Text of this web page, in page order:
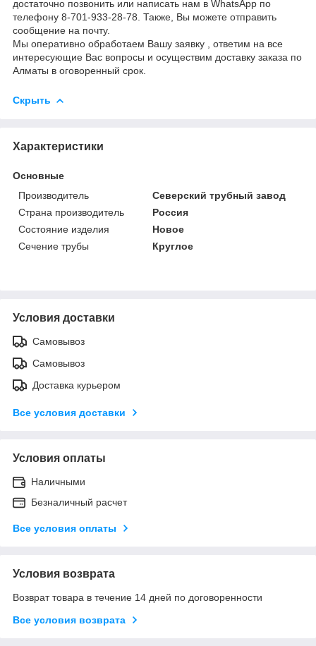
достаточно позвонить или написать нам в WhatsApp по
телефону 8-701-933-28-78. Также, Вы можете отправить
сообщение на почту.
Мы оперативно обработаем Вашу заявку , ответим на все
интересующие Вас вопросы и осуществим доставку заказа по
Алматы в оговоренный срок.
Скрыть
Характеристики
Основные
Производитель
Северский трубный завод
Страна производитель
Россия
Состояние изделия
Новое
Сечение трубы
Круглое
Условия доставки
Самовывоз
Самовывоз
Доставка курьером
Все условия доставки
Условия оплаты
Наличными
Безналичный расчет
Все условия оплаты
Условия возврата
Возврат товара в течение 14 дней по договоренности
Все условия возврата